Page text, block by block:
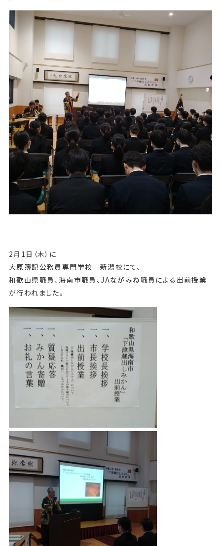
2月1日（木）に
大原簿記公務員専門学校 新潟校にて、
和歌山県職員、海南市職員、JAながみね職員による出前授業
が行われました。